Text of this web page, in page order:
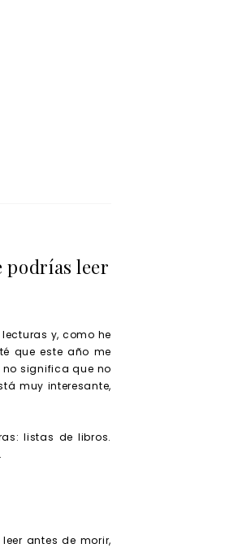
podrías leer
y, como he
que este año me
no significa que no
muy interesante,
listas de libros.
antes de morir,